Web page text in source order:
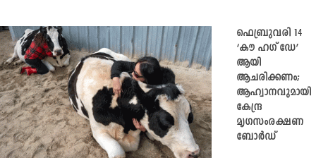
ഫെബ്രുവരി 14
‘കൗ ഹഗ് ഡേ’
ആയി
ആചരിക്കണം;
ആഹ്വാനവുമായി
കേന്ദ്ര
മൃഗസംരക്ഷണ
ബോര്‍ഡ്